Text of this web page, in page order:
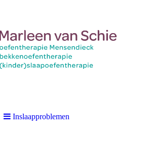
Inslaapproblemen